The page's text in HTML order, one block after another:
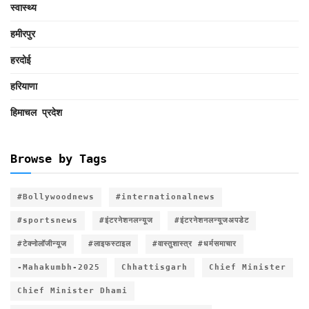
स्वास्थ्य
हमीरपुर
हरदोई
हरियाणा
हिमाचल प्रदेश
Browse by Tags
#Bollywoodnews #internationalnews
#sportsnews #इंटरनेशनलन्यूज #इंटरनेशनलन्यूजअपडेट
#टेक्नोलॉजीन्यूज #लाइफस्टाइल #वास्तुशास्त्र #धर्मसमाचार
-Mahakumbh-2025 Chhattisgarh Chief Minister
Chief Minister Dhami